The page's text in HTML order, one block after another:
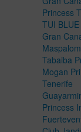
Princess
TUI
Gran
Tabaiba
Mogan
Tenerife
Princess